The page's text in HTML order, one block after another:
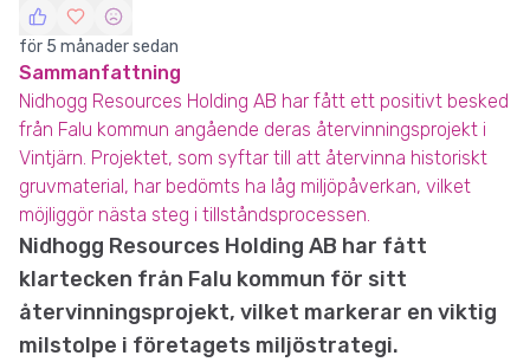
för 5 månader sedan
Sammanfattning
Nidhogg Resources Holding AB har fått ett positivt besked
från Falu kommun angående deras återvinningsprojekt i
Vintjärn. Projektet, som syftar till att återvinna historiskt
gruvmaterial, har bedömts ha låg miljöpåverkan, vilket
möjliggör nästa steg i tillståndsprocessen.
Nidhogg Resources Holding AB har fått
klartecken från Falu kommun för sitt
återvinningsprojekt, vilket markerar en viktig
milstolpe i företagets miljöstrategi.